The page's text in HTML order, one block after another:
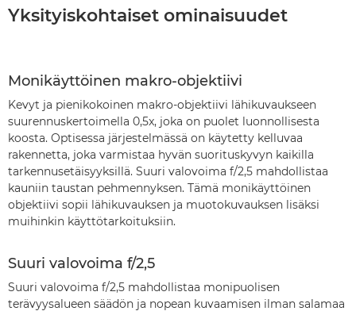
Yksityiskohtaiset ominaisuudet
Monikäyttöinen makro-objektiivi
Kevyt ja pienikokoinen makro-objektiivi lähikuvaukseen
suurennuskertoimella 0,5x, joka on puolet luonnollisesta
koosta. Optisessa järjestelmässä on käytetty kelluvaa
rakennetta, joka varmistaa hyvän suorituskyvyn kaikilla
tarkennusetäisyyksillä. Suuri valovoima f/2,5 mahdollistaa
kauniin taustan pehmennyksen. Tämä monikäyttöinen
objektiivi sopii lähikuvauksen ja muotokuvauksen lisäksi
muihinkin käyttötarkoituksiin.
Suuri valovoima f/2,5
Suuri valovoima f/2,5 mahdollistaa monipuolisen
terävyysalueen säädön ja nopean kuvaamisen ilman salamaa